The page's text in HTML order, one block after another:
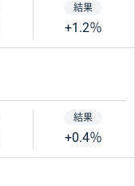
+1.2％
+0.4％